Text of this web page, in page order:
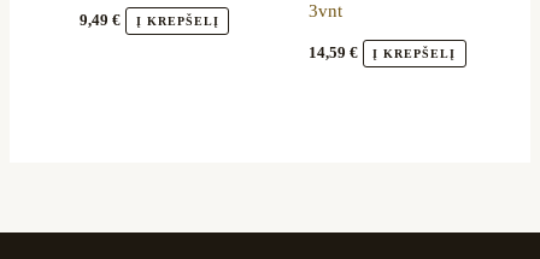
9,49€ Į KREPŠELĮ
3vnt
14,59 € Į KREPŠELĮ